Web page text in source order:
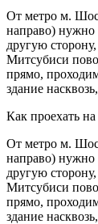
От метро м.
направо) нужно
другую
Митсубиси
прямо,
здание
Как проехать
От метро м.
направо) нужно
другую
Митсубиси
прямо,
здание